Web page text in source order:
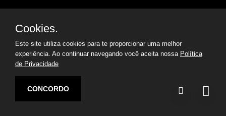
© 2019 Jorge Gomes
Advogados. Direitos Reservados
Argon | Otimização de Sites
Cookies.
Este site utiliza cookies para te proporcionar uma melhor
experiência. Ao continuar navegando você aceita nossa Política
de Privacidade
CONCORDO